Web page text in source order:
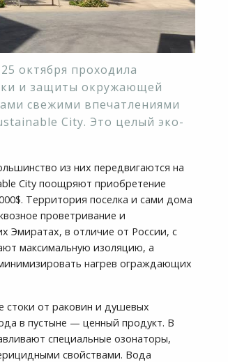
октября проходила
и защиты окружающей
свежими впечатлениями
City. Это целый эко-
из них передвигаются на
City поощряют приобретение
Территория поселка и сами дома
проветривание и
Эмиратах, в отличие от России, с
максимальную изоляцию, а
нагрев ограждающих
стоки от раковин и душевых
в пустыне — ценный продукт. В
специальные озонаторы,
свойствами. Вода